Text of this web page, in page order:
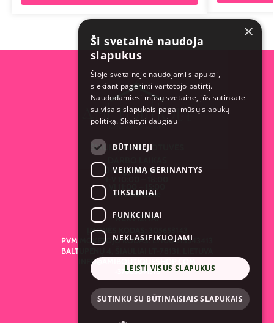
ŠIAULIŲ PARDUOTUVĖS
Draugystės pr. 14
VII nedirbame
REKVIZITAI
ĮMONĖS KODAS: 305653143
PVM MOKĖTOJO KODAS: LT100013543413
BALTUPĖNŲ 4, ŠIAULIAI LT-78131, LIETUVA
INFO@AMIBOUTIQUESHOP.COM
+37063091575
×
Ši svetainė naudoja
slapukus
Šioje svetainėje naudojami slapukai,
siekiant pagerinti vartotojo patirtį.
Naudodamiesi mūsų svetaine, jūs sutinkate
su visais slapukais pagal mūsų slapukų
politiką. Skaityti daugiau
BŪTINIEJI
VEIKIMĄ GERINANTYS
TIKSLINIAI
FUNKCINIAI
NEKLASIFIKUOJAMI
LEISTI VISUS SLAPUKUS
SUTINKU SU BŪTINAISIAIS SLAPUKAIS